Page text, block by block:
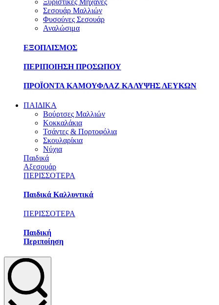
Ξυριστικές Μηχανές
Σεσουάρ Μαλλιών
Φυσούνες Σεσουάρ
Αναλώσιμα
ΕΞΟΠΛΙΣΜΟΣ
ΠΕΡΙΠΟΙΗΣΗ ΠΡΟΣΩΠΟΥ
ΠΡΟΪΟΝΤΑ ΚΑΜΟΥΦΛΑΖ ΚΑΛΥΨΗΣ ΛΕΥΚΩΝ
ΠΑΙΔΙΚΑ
Βούρτσες Μαλλιών
Κοκκαλάκια
Τσάντες & Πορτοφόλια
Σκουλαρίκια
Νύχια
Παιδικά
Αξεσουάρ
ΠΕΡΙΣΣΟΤΕΡΑ
Παιδικά Καλλυντικά
ΠΕΡΙΣΣΟΤΕΡΑ
Παιδική
Περιποίηση